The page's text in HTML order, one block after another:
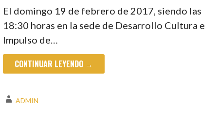
ADMIN
El domingo 19 de febrero de 2017, siendo las
18:30 horas en la sede de Desarrollo Cultura e
Impulso de…
CONTINUAR LEYENDO →